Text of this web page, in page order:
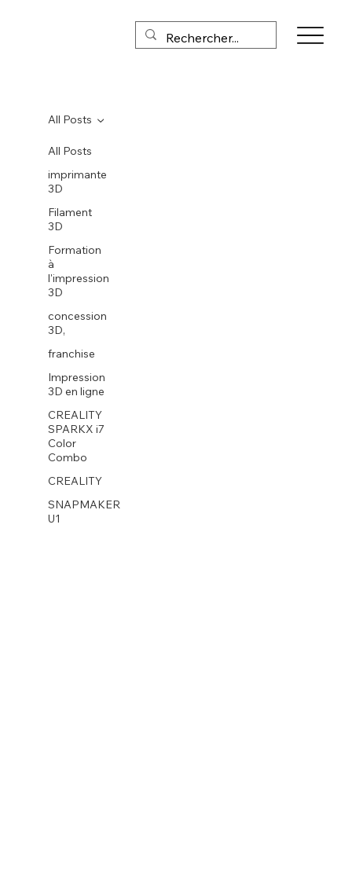
All Posts
imprimante
3D
Filament
3D
Formation
à
l'impression
3D
concession
3D,
franchise
Impression
3D en ligne
CREALITY
SPARKX i7
Color
Combo
CREALITY
SNAPMAKER
U1
All Posts